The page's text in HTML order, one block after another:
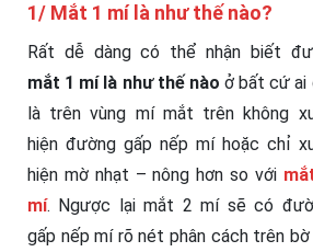
1/ Mắt 1 mí là như thế nào?
Rất dễ dàng có thể nhận biết
mắt 1 mí là như thế nào ở bất cứ ai
là trên vùng mí mắt trên không
hiện đường gấp nếp mí hoặc chỉ
hiện mờ nhạt – nông hơn so với
mí. Ngược lại mắt 2 mí sẽ có
gấp nếp mí rõ nét phân cách trên bờ